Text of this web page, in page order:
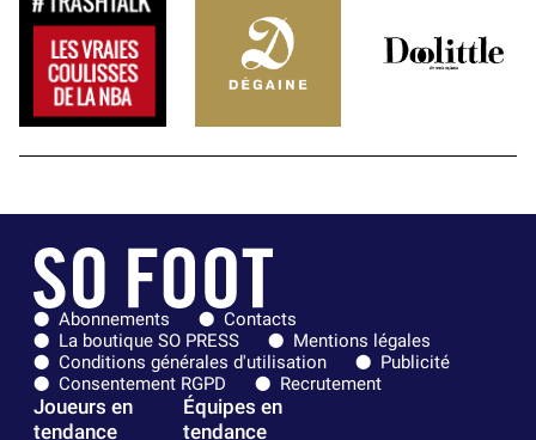
Abonnements
Contacts
La boutique SO PRESS
Mentions légales
Conditions générales d'utilisation
Publicité
Consentement RGPD
Recrutement
Joueurs en
tendance
Équipes en
tendance